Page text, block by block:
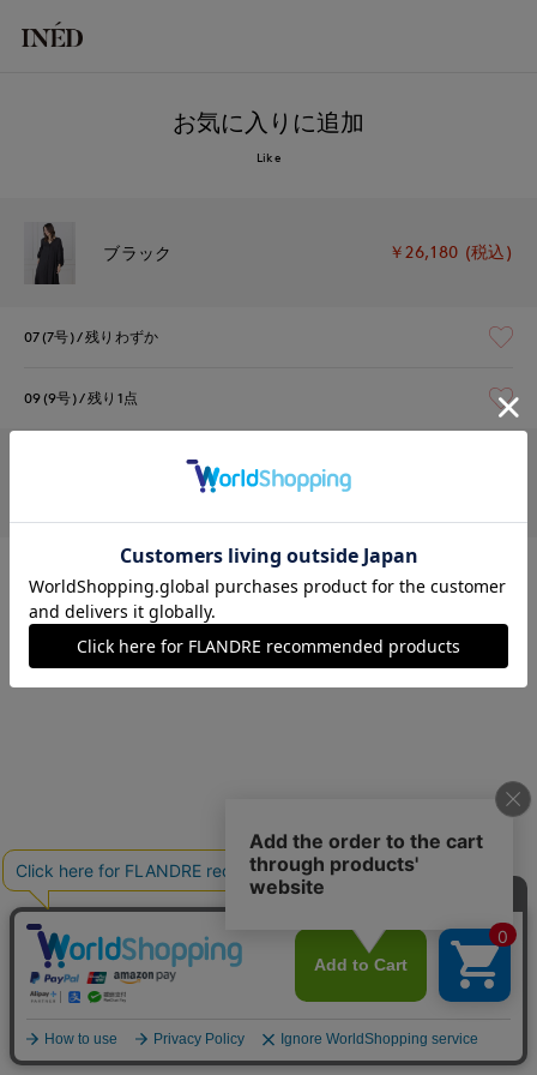
お気に入りに追加
Like
ブラック ￥26,180 (税込)
07(7号) 残りわずか
09(9号) 残り1点
残り1点
09(9号) 残りわずか